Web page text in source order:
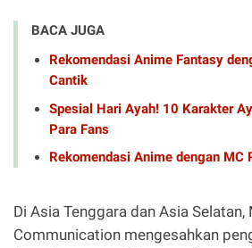
BACA JUGA
Rekomendasi Anime Fantasy
Cantik
Spesial Hari Ayah! 10 Karakter
Para Fans
Rekomendasi Anime dengan MC
Di Asia Tenggara dan Asia Selatan,
Communication mengesahkan